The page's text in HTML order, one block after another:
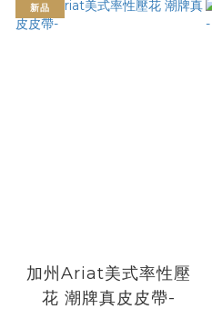
新品
加州Ariat美式率性壓
花 潮牌真皮皮帶-